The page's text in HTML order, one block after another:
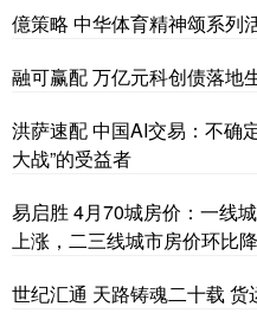
億策略 中华体育精神颂系列
融可赢配 万亿元科创债落地
洪萨速配 中国AI交易：不确
大战”的受益者
易启胜 4月70城房价：一线
上涨，二三线城市房价环比
世纪汇通 天路铸魂二十载 货